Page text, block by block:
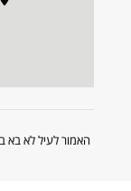
האמור לעיל לא בא